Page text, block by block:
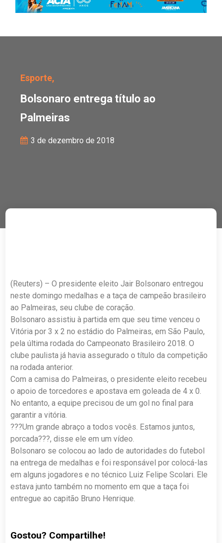
Esporte,
Bolsonaro entrega título ao
Palmeiras
3 de dezembro de 2018
(Reuters) – O presidente eleito Jair Bolsonaro entregou
neste domingo medalhas e a taça de campeão brasileiro
ao Palmeiras, seu clube de coração.
Bolsonaro assistiu à partida em que seu time venceu o
Vitória por 3 x 2 no estádio do Palmeiras, em São Paulo,
pela última rodada do Campeonato Brasileiro 2018. O
clube paulista já havia assegurado o título da competição
na rodada anterior.
Com a camisa do Palmeiras, o presidente eleito recebeu
o apoio de torcedores e apostava em goleada de 4 x 0.
No entanto, a equipe precisou de um gol no final para
garantir a vitória.
???Um grande abraço a todos vocês. Estamos juntos,
porcada???, disse ele em um vídeo.
Bolsonaro se colocou ao lado de autoridades do futebol
na entrega de medalhas e foi responsável por colocá-las
em alguns jogadores e no técnico Luiz Felipe Scolari. Ele
estava junto também no momento em que a taça foi
entregue ao capitão Bruno Henrique.
Gostou? Compartilhe!